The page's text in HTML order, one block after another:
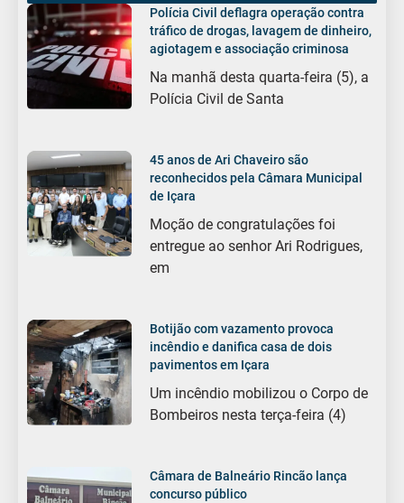
Polícia Civil deflagra operação contra
tráfico de drogas, lavagem de dinheiro,
agiotagem e associação criminosa
Na manhã desta quarta-feira (5), a
Polícia Civil de Santa
45 anos de Ari Chaveiro são
reconhecidos pela Câmara Municipal
de Içara
Moção de congratulações foi
entregue ao senhor Ari Rodrigues,
em
Botijão com vazamento provoca
incêndio e danifica casa de dois
pavimentos em Içara
Um incêndio mobilizou o Corpo de
Bombeiros nesta terça-feira (4)
Câmara de Balneário Rincão lança
concurso público